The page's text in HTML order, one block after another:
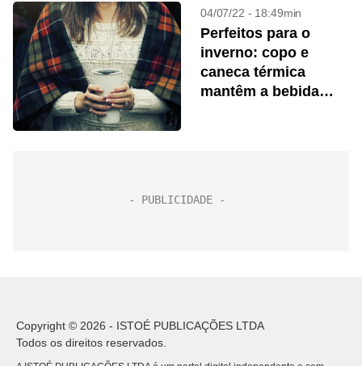
04/07/22 - 18:49min
Perfeitos para o
inverno: copo e
caneca térmica
mantêm a bebida
Copyright © 2026 - ISTOÉ PUBLICAÇÕES LTDA
Todos os direitos reservados.